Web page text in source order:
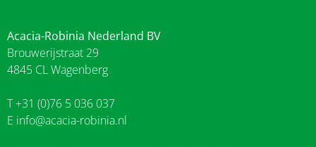
Acacia-Robinia Nederland BV
Brouwerijstraat 29
4845 CL Wagenberg
T +31 (0)76 5 036 037
E info@acacia-robinia.nl